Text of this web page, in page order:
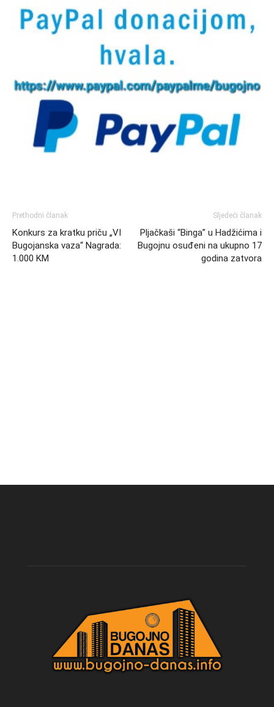
Prethodni članak
Konkurs za kratku priču „VI
Bugojanska vaza“ Nagrada:
1.000 KM
Sljedeći članak
Pljačkaši “Binga” u Hadžićima i
Bugojnu osuđeni na ukupno 17
godina zatvora